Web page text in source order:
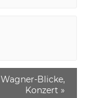
Wagner-Blicke,
Konzert »